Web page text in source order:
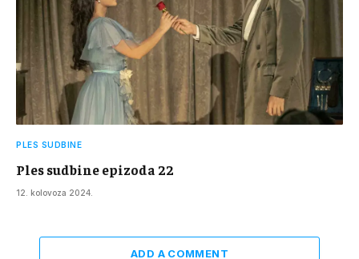
PLES SUDBINE
Ples sudbine epizoda 22
12. kolovoza 2024.
ADD A COMMENT